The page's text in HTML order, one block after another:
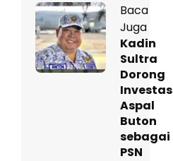
Baca
Juga
Kadin
Sultra
Dorong
Aspal
Buton
sebagai
PSN